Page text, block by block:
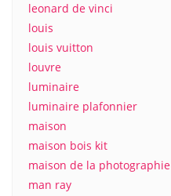
leonard de vinci
louis
louis vuitton
louvre
luminaire
luminaire plafonnier
maison
maison bois kit
maison de la photographie
man ray